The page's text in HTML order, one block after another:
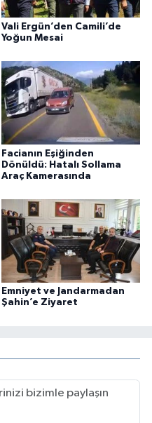
Vali Ergün’den Camili’de
Yoğun Mesai
Facianın Eşiğinden
Dönüldü: Hatalı Sollama
Araç Kamerasında
Emniyet ve Jandarmadan
Şahin’e Ziyaret